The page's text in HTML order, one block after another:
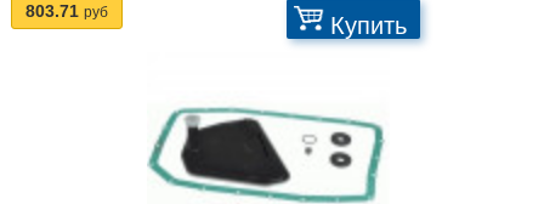
803.71 руб Купить